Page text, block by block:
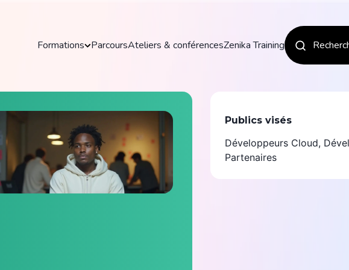
Formations
Zenika Formations
Découvrez nos formations pratiques et
actualisées pour maîtriser les outils et
technologies clés de votre domaine.
Explorer toutes les formations
ParcoursAteliers & conférencesZenika Training
Publics visés
Développeurs Cloud,
Partenaires